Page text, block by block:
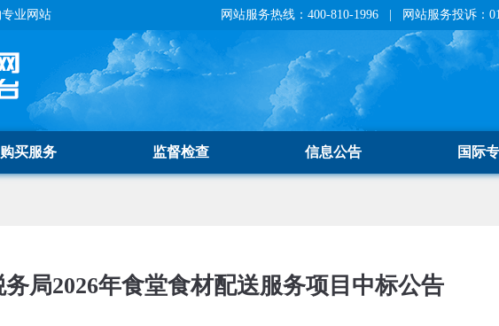
业网站 网站服务热线：400-810-1996 | 网站服务投诉：
购买服务 监督检查 信息公告 国际
局2026年食堂食材配送服务项目中标公告